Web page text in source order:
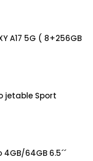
A17 5G ( 8+256GB
jetable Sport
4GB/64GB 6.5´´